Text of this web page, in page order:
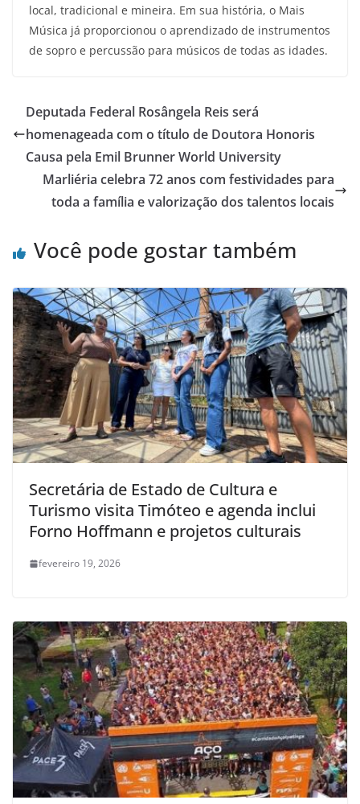
local, tradicional e mineira. Em sua história, o Mais
Música já proporcionou o aprendizado de instrumentos
de sopro e percussão para músicos de todas as idades.
Deputada Federal Rosângela Reis será
homenageada com o título de Doutora Honoris
Causa pela Emil Brunner World University
Marliéria celebra 72 anos com festividades para
toda a família e valorização dos talentos locais
Você pode gostar também
Secretária de Estado de Cultura e
Turismo visita Timóteo e agenda inclui
Forno Hoffmann e projetos culturais
fevereiro 19, 2026